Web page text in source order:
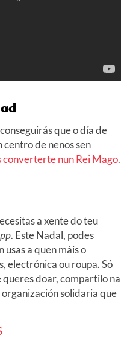
que o día de
centro de nenos sen
converterte nun Rei Mago.
a xente do teu
. Este Nadal, podes
usas a quen máis o
electrónica ou roupa. Só
doar, compartilo na
solidaria que